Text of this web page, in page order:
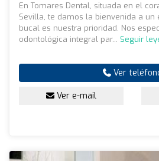
En Tomares Dental, situada en el
Sevilla, te damos la bienvenida a un
bucal es nuestra prioridad. Nos
odontológica integral par... Seguir
Ver
Ver e-mail